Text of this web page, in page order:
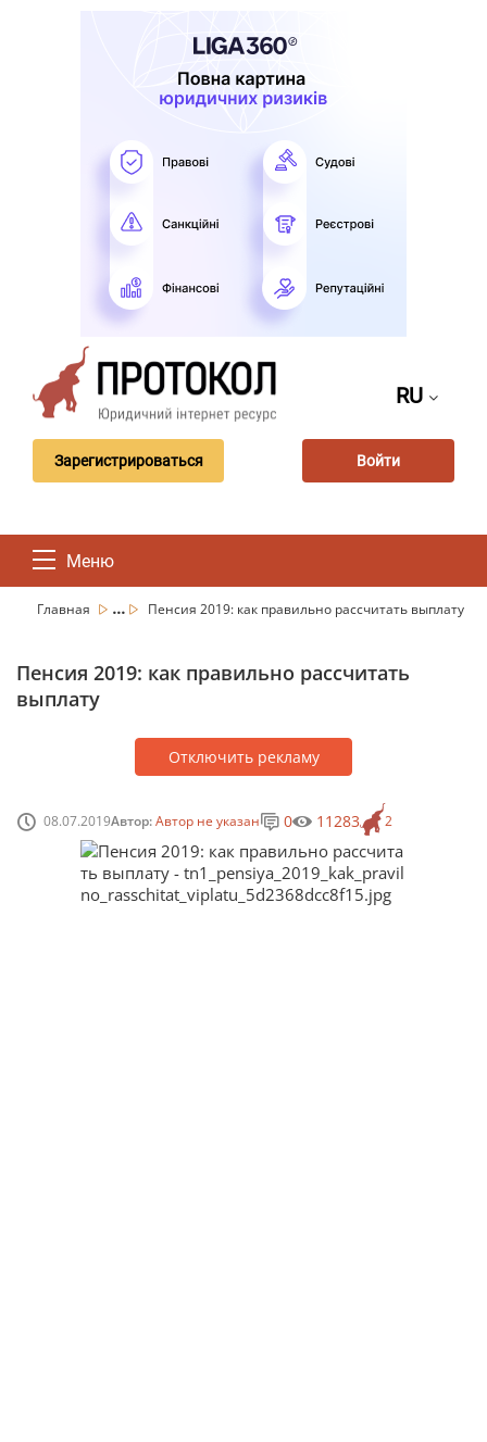
RU
Зарегистрироваться Войти
Меню
Главная ... Пенсия 2019: как правильно рассчитать выплату
Пенсия 2019: как правильно рассчитать
выплату
Отключить рекламу
08.07.2019Автор:Автор не указан 2
0 11283